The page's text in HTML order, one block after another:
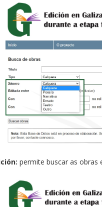
permite buscar as obras